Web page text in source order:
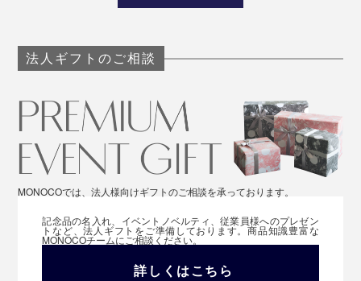
法人ギフトのご相談
MONOCOでは、法人様向けギフトのご相談を承っております。
記念品の名入れ、イベントノベルティ、従業員様へのプレゼン
トなど、法人ギフトをご準備しております。商品知識豊富な
MONOCOチームにご相談ください。
詳しくはこちら